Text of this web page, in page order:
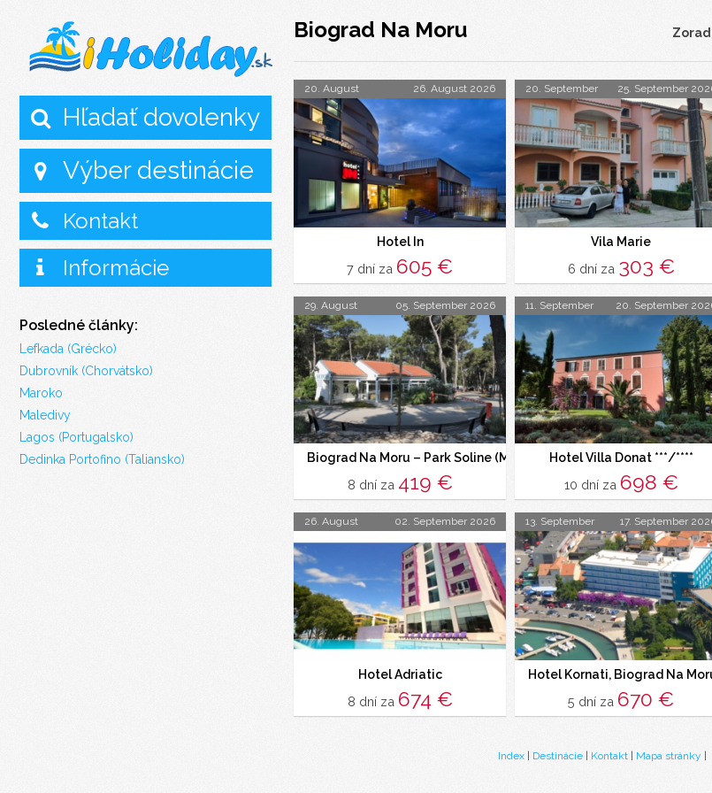
Hľadať dovolenky
Výber destinácie
Kontakt
Informácie
Posledné články:
Lefkada (Grécko)
Dubrovník (Chorvátsko)
Maroko
Maledivy
Lagos (Portugalsko)
Dedinka Portofino (Taliansko)
Biograd Na Moru
20. August 26. August 2026
Hotel In
7 dní za 605 €
20. September 25. September
Vila Marie
6 dní za 303 €
29. August 05. September 2026
Biograd Na Moru – Park Soline (Mobilní Dům)
8 dní za 419 €
11. September 20. September
Hotel Villa Donat ***/****
10 dní za 698 €
26. August 02. September 2026
Hotel Adriatic
8 dní za 674 €
13. September 17. September
Hotel Kornati, Biograd Na
5 dní za 670 €
Index| Destinácie| Kontakt| Mapa stránky